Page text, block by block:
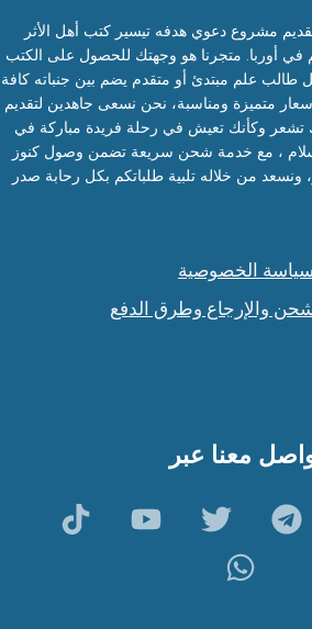
مشروع دعوي هدفه تيسير كتب أهل الأثر
في أوربا. متجرنا هو وجهتك للحصول على الكتب
طالب علم مبتدئ أو متقدم يضم بين جنباته كافة
متميزة ومناسبة، نحن نسعى جاهدين لتقديم
تشعر وكأنك تعيش في رحلة فريدة مباركة في
، مع خدمة شحن سريعة تضمن وصول كنوز
ونسعد من خلاله تلبية طلباتكم بكل رحابة صدر
سياسة الخصوصية
والإرجاع وطرق الدفع
معنا عبر